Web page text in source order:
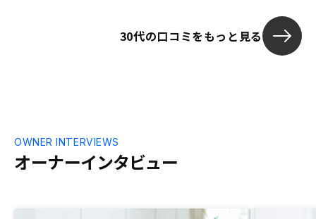
30代の口コミをもっと見る
オーナーインタビュー
OWNER INTERVIEWS